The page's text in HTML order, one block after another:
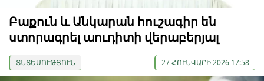
Բաքուն և Անկարան հուշագիր են
ստորագրել աուդիտի վերաբերյալ
ՏՆՏԵՍՈՒԹՅՈՒՆ 27 ՀՈՒՆՎԱՐԻ 2026 17:58